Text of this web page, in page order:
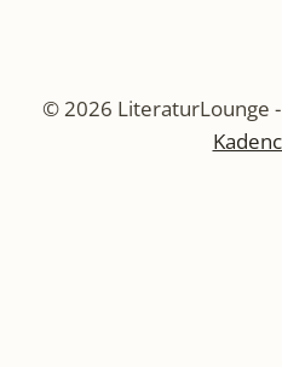
© 2026 LiteraturLounge